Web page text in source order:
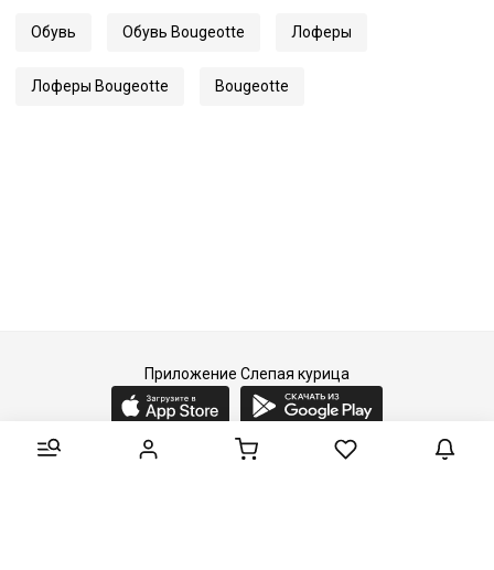
Обувь Обувь Bougeotte Лоферы
Лоферы Bougeotte Bougeotte
Приложение Слепая курица
2015-2026 © Слепая курица - fashion concept store.